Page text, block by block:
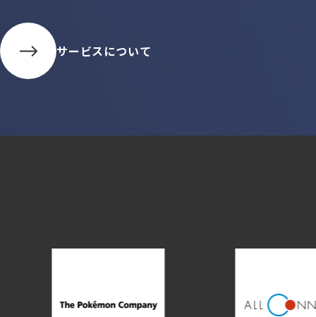
サービスについて